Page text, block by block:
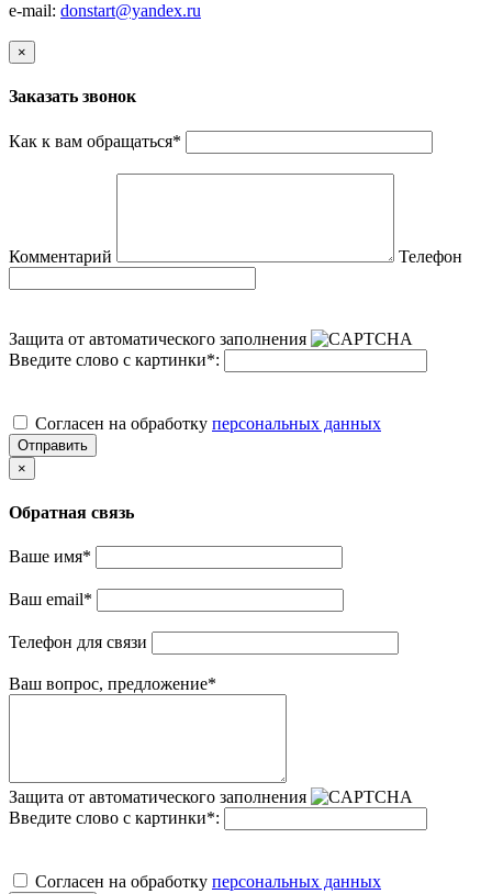
e-mail: donstart@yandex.ru
×
Заказать звонок
Как к вам обращаться*
Комментарий Телефон
Защита от автоматического заполнения
Введите слово с картинки*:
Cогласен на обработку персональных данных
Отправить
×
Обратная связь
Ваше имя*
Ваш email*
Телефон для связи
Ваш вопрос, предложение*
Защита от автоматического заполнения
Введите слово с картинки*:
Cогласен на обработку персональных данных